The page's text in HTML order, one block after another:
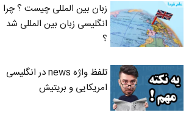
زبان بین المللی چیست ؟ چرا
انگلیسی زبان بین المللی شد
؟
تلفظ واژه news در انگلیسی
امریکایی و بریتیش